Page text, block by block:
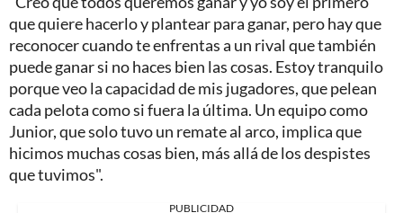
que quiere hacerlo y plantear para ganar, pero hay que
reconocer cuando te enfrentas a un rival que también
puede ganar si no haces bien las cosas. Estoy tranquilo
porque veo la capacidad de mis jugadores, que pelean
cada pelota como si fuera la última. Un equipo como
Junior, que solo tuvo un remate al arco, implica que
hicimos muchas cosas bien, más allá de los despistes
que tuvimos".
PUBLICIDAD